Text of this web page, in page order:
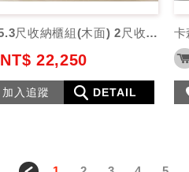
赫本5.3尺收納櫃組(木面) 2尺收納櫃
NT$ 22,250
加入追蹤 DETAIL